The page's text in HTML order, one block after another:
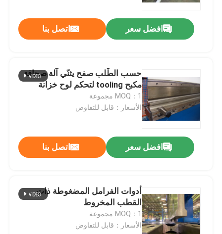
افضل سعر اتصل بنا
حسب الطّلب صفح يثنّي آلة صحافة
مكبح tooling لتحكم لوح خزانة
MOQ：1 مجموعة
الأسعار：قابل للتفاوض
افضل سعر اتصل بنا
أدوات الفرامل المضغوطة ذات
القطب المخروط
MOQ：1 مجموعة
الأسعار：قابل للتفاوض